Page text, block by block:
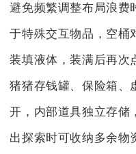
避免频繁调整布局浪费
于特殊交互物品，空桶
装填液体，装满后再次
猪猪存钱罐、保险箱、
开，内部道具独立存储
出探索时可收纳多余物